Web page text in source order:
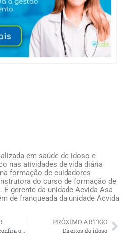
em saúde do idoso e
nas atividades de vida diária
formação de cuidadores
do curso de formação de
É gerente da unidade Acvida Asa
de franqueada da unidade Acvida
Estresse em idosos: confira os 5 principais sintomas e riscos para a saúde
PRÓXIMO ARTIGO
Direitos do idoso